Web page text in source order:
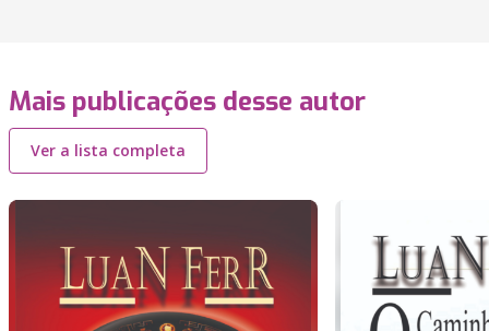
Mais publicações desse autor
Ver a lista completa